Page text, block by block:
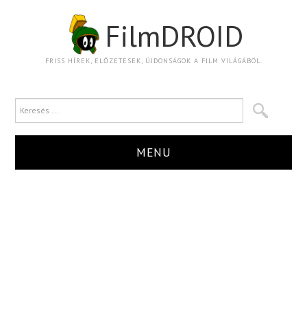
FilmDROID
FRISS HÍREK, ELŐZETESEK, ÚJDONSÁGOK A FILM VILÁGÁBÓL.
MENU